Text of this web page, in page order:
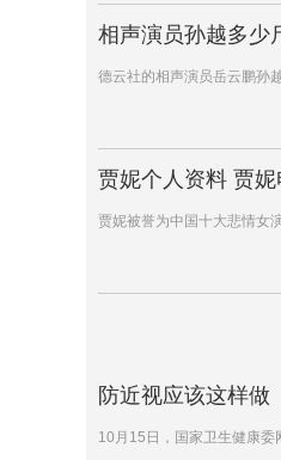
相声演员孙越多少
德云社的相声演员岳云鹏孙
贾妮个人资料 贾
贾妮被誉为中国十大悲情女
防近视应该这样做
10月15日，国家卫生健康